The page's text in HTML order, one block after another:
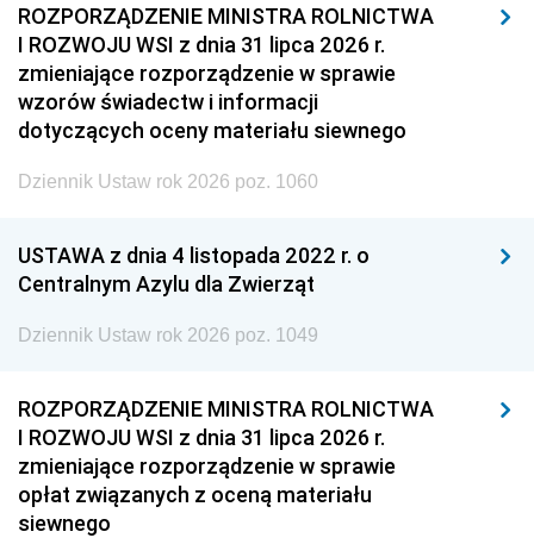
ROZPORZĄDZENIE MINISTRA ROLNICTWA
I ROZWOJU WSI z dnia 31 lipca 2026 r.
zmieniające rozporządzenie w sprawie
wzorów świadectw i informacji
dotyczących oceny materiału siewnego
Dziennik Ustaw rok 2026 poz. 1060
USTAWA z dnia 4 listopada 2022 r. o
Centralnym Azylu dla Zwierząt
Dziennik Ustaw rok 2026 poz. 1049
ROZPORZĄDZENIE MINISTRA ROLNICTWA
I ROZWOJU WSI z dnia 31 lipca 2026 r.
zmieniające rozporządzenie w sprawie
opłat związanych z oceną materiału
siewnego